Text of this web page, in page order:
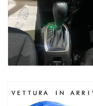
CONTATTA I NOSTRI
PIU' ADATTA ALLE TUE
PERMUTA USATO